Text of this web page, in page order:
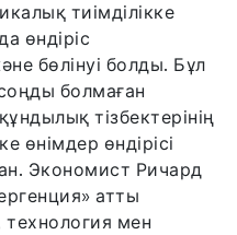
тиімділікке
өндіріс
бөлінуі болды. Бұл
болмаған
тізбектерінің
өнімдер өндірісі
Экономист Ричард
атты
технология мен